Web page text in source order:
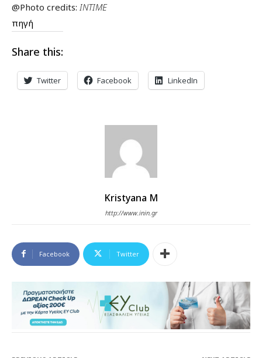
@Photo credits: INTIME
πηγή
Share this:
Twitter Facebook LinkedIn
Kristyana M
http://www.inin.gr
Facebook Twitter